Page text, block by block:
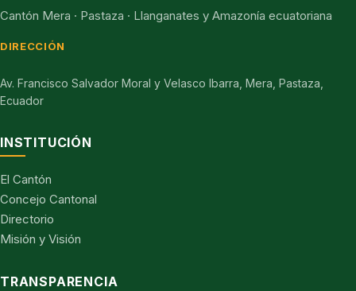
Cantón Mera · Pastaza · Llanganates y Amazonía ecuatoriana
DIRECCIÓN
Av. Francisco Salvador Moral y Velasco Ibarra, Mera, Pastaza,
Ecuador
INSTITUCIÓN
El Cantón
Concejo Cantonal
Directorio
Misión y Visión
TRANSPARENCIA